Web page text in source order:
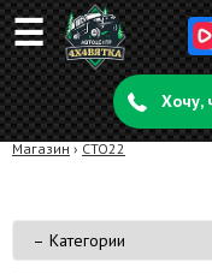
☰
Хочу,
Магазин › СТО22